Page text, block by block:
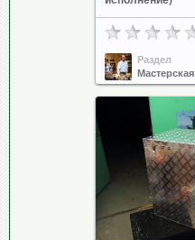
Раздел
Мастерская